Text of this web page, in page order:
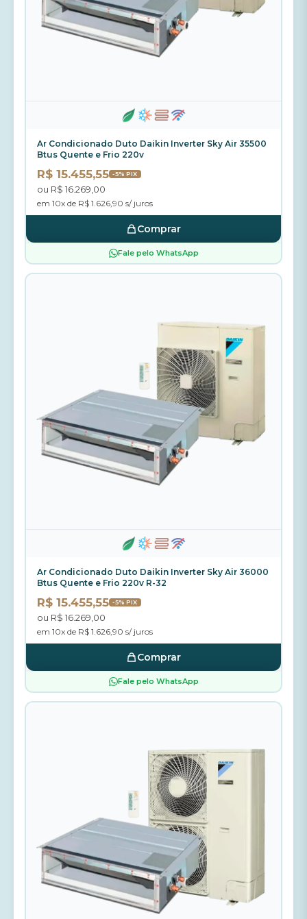
Ar Condicionado Duto Daikin Inverter Sky Air 35500
Btus Quente e Frio 220v
R$ 15.455,55 -5% PIX
ou R$ 16.269,00
em 10x de R$ 1.626,90 s/ juros
Comprar
Fale pelo WhatsApp
Ar Condicionado Duto Daikin Inverter Sky Air 36000
Btus Quente e Frio 220v R-32
R$ 15.455,55 -5% PIX
ou R$ 16.269,00
em 10x de R$ 1.626,90 s/ juros
Comprar
Fale pelo WhatsApp